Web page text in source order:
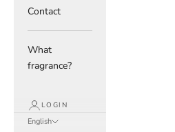
Contact
What
fragrance?
LOGIN
English